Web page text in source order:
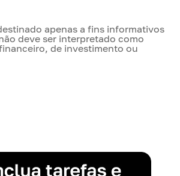
apenas a fins informativos
deve ser interpretado como
de investimento ou